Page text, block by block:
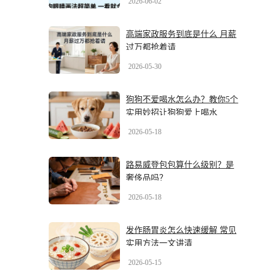
高端家政服务到底是什么 月薪
过万都抢着请
2026-05-30
狗狗不爱喝水怎么办？教你5个
实用妙招让狗狗爱上喝水
2026-05-18
路易威登包包算什么级别？是
奢侈品吗？
2026-05-18
发作肠胃炎怎么快速缓解 常见
实用方法一文讲清
2026-05-15